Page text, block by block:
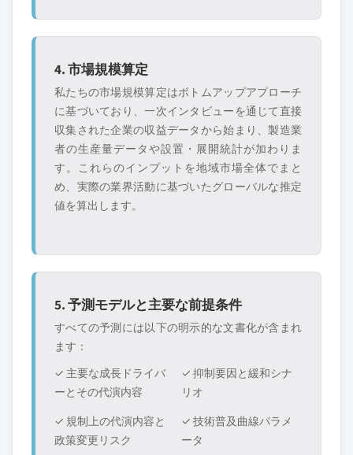
4. 市場規模算定
私たちの市場規模算定はボトムアップアプローチ
に基づいており、一次インタビューを通じて直接
収集された企業の収益データから始まり、製造業
者の生産量データや設置・展開統計が加わりま
す。これらのインプットを地域市場全体でまと
め、実際の業界活動に基づいたグローバルな推定
値を算出します。
5. 予測モデルと主要な前提条件
すべての予測には以下の明示的な文書化が含まれ
ます：
✓ 主要な成長ドライバ
ーとその代演内容
✓ 抑制要因と緩和シナ
リオ
✓ 規制上の代演内容と
政策変更リスク
✓ 技術普及曲線パラメ
ータ